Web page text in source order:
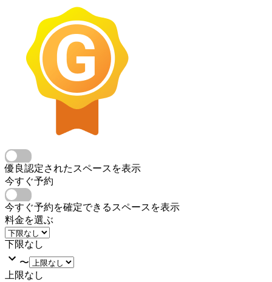
優良認定されたスペースを表示
今すぐ予約
今すぐ予約を確定できるスペースを表示
料金を選ぶ
下限なし
〜
上限なし